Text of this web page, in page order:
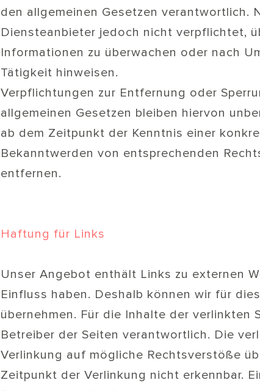
den allgemeinen Gesetzen verantwortlich.
Diensteanbieter jedoch nicht verpflichtet,
Informationen zu überwachen oder nach
Tätigkeit hinweisen.
Verpflichtungen zur Entfernung oder
allgemeinen Gesetzen bleiben hiervon
ab dem Zeitpunkt der Kenntnis einer
Bekanntwerden von entsprechenden
entfernen.
Haftung für Links
Unser Angebot enthält Links zu externen
Einfluss haben. Deshalb können wir für
übernehmen. Für die Inhalte der
Betreiber der Seiten verantwortlich. Die
Verlinkung auf mögliche Rechtsverstöße
Zeitpunkt der Verlinkung nicht erkennbar.